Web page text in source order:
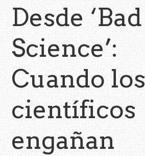
Desde ‘Bad
Science’:
Cuando los
científicos
engañan